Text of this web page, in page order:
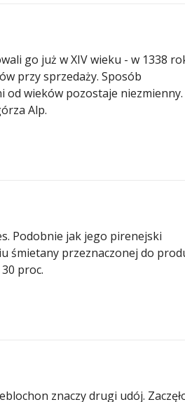
go już w XIV wieku - w 1338
przy sprzedaży. Sposób
wieków pozostaje niezmienny.
Alp.
Podobnie jak jego pirenejski
śmietany przeznaczonej do
proc.
znaczy drugi udój.